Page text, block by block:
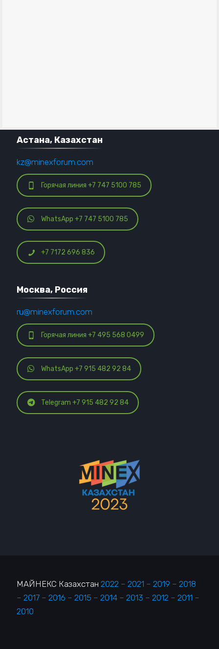
Астана, Казахстан
kz@minexforum.com
Горячая линия +7 747 5100 785
WhatsApp +7 747 5100 785
+7 7172 696 836
Москва, Россия
ru@minexforum.com
Горячая линия +7 495 568 0499
WhatsApp +7 915 482 92 84
Telegram +7 915 482 92 84
МАЙНЕКС Казахстан2022 – 2021 – 2019 – 2018
– 2017 – 2016 – 2015 – 2014 – 2013 – 2012 – 2011 –
2010